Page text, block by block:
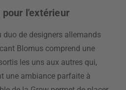
l'extérieur
duo de designers allemands
Blomus comprend une
les uns aux autres qui,
une ambiance parfaite à